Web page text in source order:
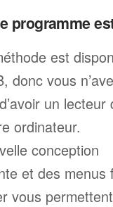
programme
est
donc vous
un lecteur
ordinateur.
conception
et des menus
vous